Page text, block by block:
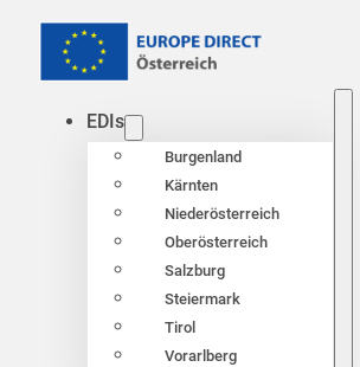
EDIs
Burgenland
Kärnten
Niederösterreich
Oberösterreich
Salzburg
Steiermark
Tirol
Vorarlberg